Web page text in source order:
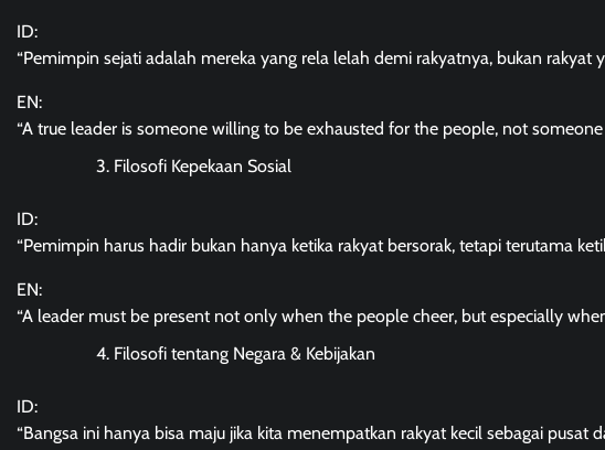
ID:
“Pemimpin sejati adalah mereka yang rela lelah demi rakyatnya, bukan rakyat
EN:
“A true leader is someone willing to be exhausted for the people, not
Filosofi Kepekaan Sosial
ID:
“Pemimpin harus hadir bukan hanya ketika rakyat bersorak, tetapi terutama
EN:
“A leader must be present not only when the people cheer, but especially
Filosofi tentang Negara & Kebijakan
ID:
“Bangsa ini hanya bisa maju jika kita menempatkan rakyat kecil sebagai pusat